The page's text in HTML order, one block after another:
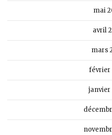
mai
avril
mars
février
janvier